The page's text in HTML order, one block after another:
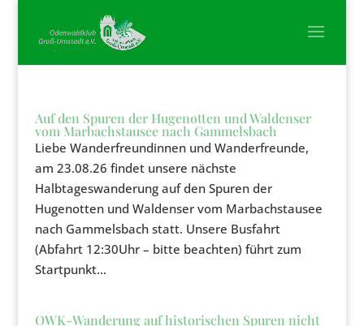
Auf den Spuren der Hugenotten und Waldenser
vom Marbachstausee nach Gammelsbach
Liebe Wanderfreundinnen und Wanderfreunde,
am 23.08.26 findet unsere nächste
Halbtageswanderung auf den Spuren der
Hugenotten und Waldenser vom Marbachstausee
nach Gammelsbach statt. Unsere Busfahrt
(Abfahrt 12:30Uhr – bitte beachten) führt zum
Startpunkt...
OWK-Wanderung auf historischen Spuren nicht